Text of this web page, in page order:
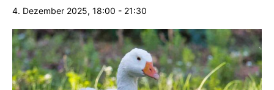
4. Dezember 2025, 18:00 - 21:30